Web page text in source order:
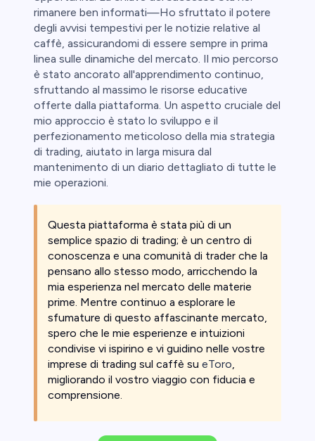
rimanere ben informati—Ho sfruttato il potere
degli avvisi tempestivi per le notizie relative al
caffè, assicurandomi di essere sempre in prima
linea sulle dinamiche del mercato. Il mio percorso
è stato ancorato all'apprendimento continuo,
sfruttando al massimo le risorse educative
offerte dalla piattaforma. Un aspetto cruciale del
mio approccio è stato lo sviluppo e il
perfezionamento meticoloso della mia strategia
di trading, aiutato in larga misura dal
mantenimento di un diario dettagliato di tutte le
mie operazioni.
Questa piattaforma è stata più di un
semplice spazio di trading; è un centro di
conoscenza e una comunità di trader che la
pensano allo stesso modo, arricchendo la
mia esperienza nel mercato delle materie
prime. Mentre continuo a esplorare le
sfumature di questo affascinante mercato,
spero che le mie esperienze e intuizioni
condivise vi ispirino e vi guidino nelle vostre
imprese di trading sul caffè su eToro
migliorando il vostro viaggio con fiducia e
comprensione.